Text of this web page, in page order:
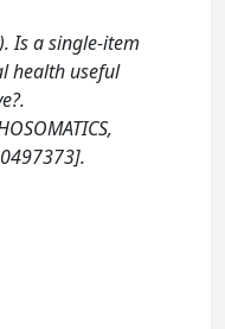
Is a single-item
health useful